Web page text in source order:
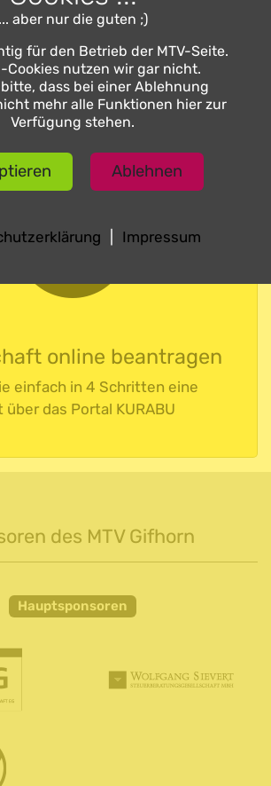
zu den Downloads für Euer
oder Tablet:
online beantragen
einfach in 4 Schritten eine
das Portal KURABU
des MTV Gifhorn
Hauptsponsoren
... aber nur die guten ;)
für den Betrieb der MTV-Seite.
Cookies nutzen wir gar nicht.
dass bei einer Ablehnung
mehr alle Funktionen hier zur
Verfügung stehen.
Ablehnen
Impressum